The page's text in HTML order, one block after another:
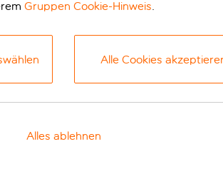
Gruppen Cookie-Hinweis.
Alle Cookies
Alles ablehnen